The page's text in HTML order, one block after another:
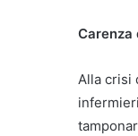
Alla crisi